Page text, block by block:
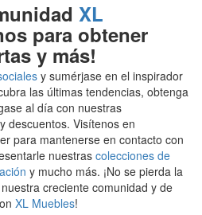
XL
para obtener
y más!
y sumérjase en el inspirador
las últimas tendencias, obtenga
al día con nuestras
descuentos. Visítenos en
para mantenerse en contacto con
nuestras colecciones de
y mucho más. ¡No se pierda la
creciente comunidad y de
XL Muebles!